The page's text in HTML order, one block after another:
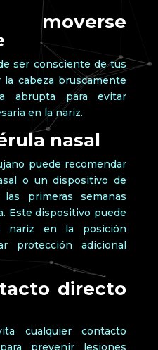
ser consciente de tus
cabeza bruscamente
abrupta para evitar
en la nariz.
nasal
puede recomendar
o un dispositivo de
primeras semanas
Este dispositivo puede
nariz en la posición
protección adicional
directo
cualquier contacto
prevenir lesiones